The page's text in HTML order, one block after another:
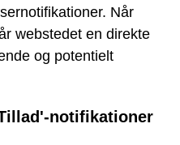
Når
webstedet en direkte
og potentielt
notifikationer